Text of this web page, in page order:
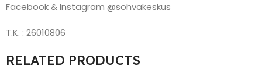
Facebook & Instagram @sohvakeskus
T.K. : 26010806
RELATED PRODUCTS